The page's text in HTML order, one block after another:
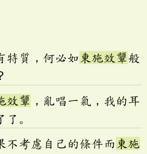
特質，何必如 東施效顰般
效顰 ，亂唱一氣，我的耳
。
不考慮自己的條件而 東施